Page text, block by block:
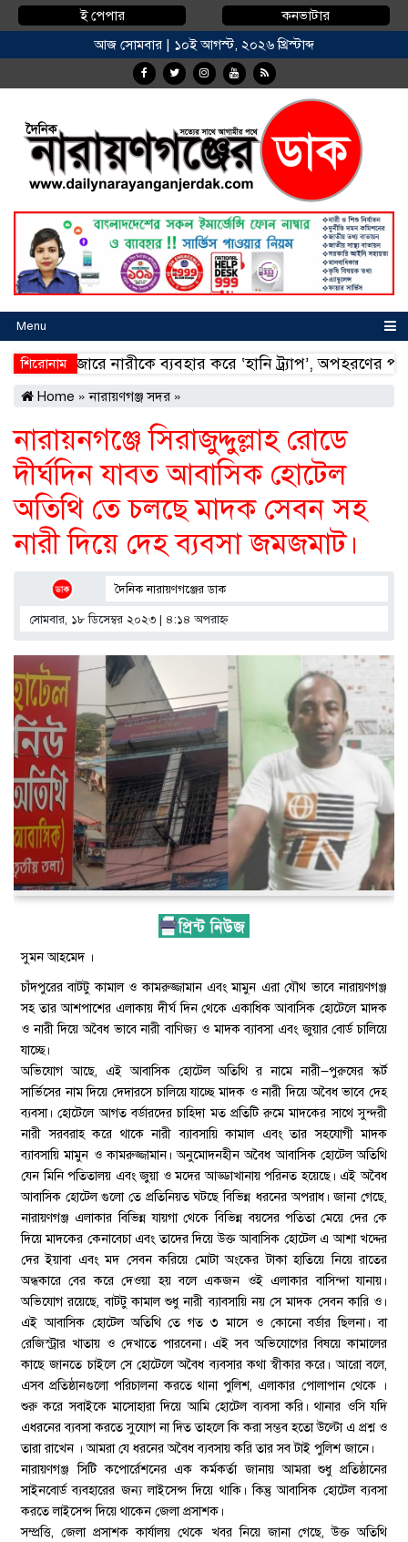
ই পেপার
কনভাটার
আজ সোমবার | ১০ই আগস্ট, ২০২৬ খ্রিস্টাব্দ
Menu
শিরোনামনারীকে ব্যবহার করে ‘হানি ট্র্যাপ’, অপহরণের পর
Home »নারায়ণগঞ্জ সদর »
নারায়নগঞ্জে সিরাজুদ্দুল্লাহ রোডে
দীর্ঘদিন যাবত আবাসিক হোটেল
অতিথি তে চলছে মাদক সেবন সহ
নারী দিয়ে দেহ ব্যবসা জমজমাট।
দৈনিক নারায়ণগঞ্জের ডাক
সোমবার, ১৮ ডিসেম্বর ২০২৩ | ৪:১৪ অপরাহ্ণ
সুমন আহমেদ ।
চাঁদপুরের বাটটু কামাল ও কামরুজ্জামান এবং মামুন এরা যৌথ ভাবে নারায়ণগঞ্জ
সহ তার আশপাশের এলাকায় দীর্ঘ দিন থেকে একাধিক আবাসিক হোটেলে মাদক
ও নারী দিয়ে অবৈধ ভাবে নারী বাণিজ্য ও মাদক ব্যাবসা এবং জুয়ার বোর্ড চালিয়ে
যাচ্ছে।
অভিযোগ আছে, এই আবাসিক হোটেল অতিথি র নামে নারী—পুরুষের স্কর্ট
সার্ভিসের নাম দিয়ে দেদারসে চালিয়ে যাচ্ছে মাদক ও নারী দিয়ে অবৈধ ভাবে দেহ
ব্যবসা। হোটেলে আগত বর্ডারদের চাহিদা মত প্রতিটি রুমে মাদকের সাথে সুন্দরী
নারী সরবরাহ করে থাকে নারী ব্যাবসায়ি কামাল এবং তার সহযোগী মাদক
ব্যাবসায়ি মামুন ও কামরুজ্জামান। অনুমোদনহীন অবৈধ আবাসিক হোটেল অতিথি
যেন মিনি পতিতালয় এবং জুয়া ও মদের আড্ডাখানায় পরিনত হয়েছে। এই অবৈধ
আবাসিক হোটেল গুলো তে প্রতিনিয়ত ঘটছে বিভিন্ন ধরনের অপরাধ। জানা গেছে,
নারায়ণগঞ্জ এলাকার বিভিন্ন যায়গা থেকে বিভিন্ন বয়সের পতিতা মেয়ে দের কে
দিয়ে মাদকের কেনাবেচা এবং তাদের দিয়ে উক্ত আবাসিক হোটেল এ আশা খদ্দের
দের ইয়াবা এবং মদ সেবন করিয়ে মোটা অংকের টাকা হাতিয়ে নিয়ে রাতের
অন্ধকারে বের করে দেওয়া হয় বলে একজন ওই এলাকার বাসিন্দা যানায়।
অভিযোগ রয়েছে, বাটটু কামাল শুধু নারী ব্যাবসায়ি নয় সে মাদক সেবন কারি ও।
এই আবাসিক হোটেল অতিথি তে গত ৩ মাসে ও কোনো বর্ডার ছিলনা। বা
রেজিস্ট্রার খাতায় ও দেখাতে পারবেনা। এই সব অভিযোগের বিষয়ে কামালের
কাছে জানতে চাইলে সে হোটেলে অবৈধ ব্যবসার কথা স্বীকার করে। আরো বলে,
এসব প্রতিষ্ঠানগুলো পরিচালনা করতে থানা পুলিশ, এলাকার পোলাপান থেকে ।
শুরু করে সবাইকে মাসোহারা দিয়ে আমি হোটেল ব্যবসা করি। থানার ওসি যদি
এধরনের ব্যবসা করতে সুযোগ না দিত তাহলে কি করা সম্ভব হতো উল্টো এ প্রশ্ন ও
তারা রাখেন । আমরা যে ধরনের অবৈধ ব্যবসায় করি তার সব টাই পুলিশ জানে।
নারায়ণগঞ্জ সিটি কপোর্রেশনের এক কর্মকর্তা জানায় আমরা শুধু প্রতিষ্ঠানের
সাইনবোর্ড ব্যবহারের জন্য লাইসেন্স দিয়ে থাকি। কিন্তু আবাসিক হোটেল ব্যবসা
করতে লাইসেন্স দিয়ে থাকেন জেলা প্রসাশক।
সম্প্রত্তি, জেলা প্রসাশক কার্যালয় থেকে খবর নিয়ে জানা গেছে, উক্ত অতিথি